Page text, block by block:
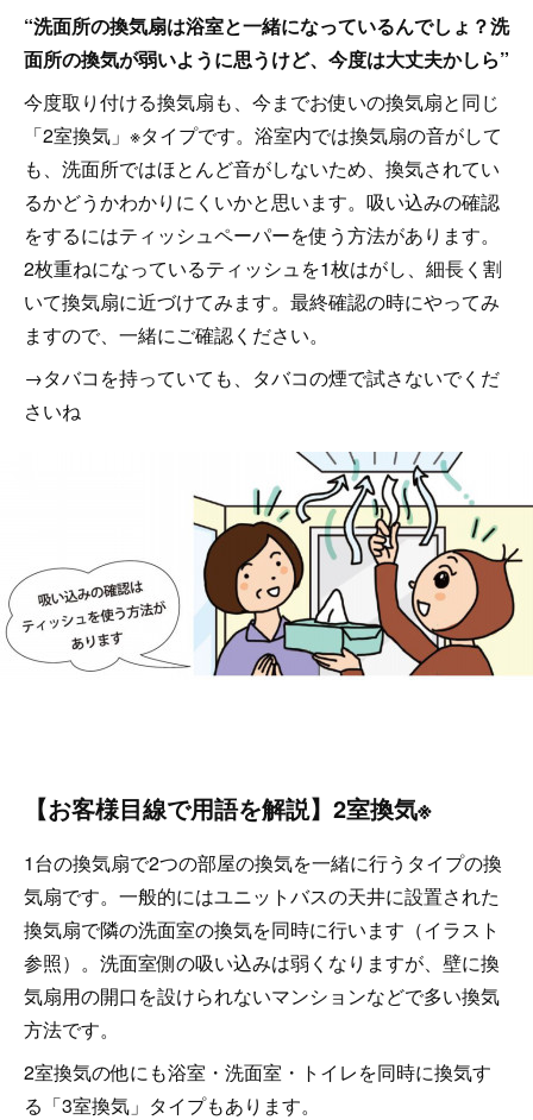
“洗面所の換気扇は浴室と一緒になっているんでしょ？洗
面所の換気が弱いように思うけど、今度は大丈夫かしら”
今度取り付ける換気扇も、今までお使いの換気扇と同じ
「2室換気」※タイプです。浴室内では換気扇の音がして
も、洗面所ではほとんど音がしないため、換気されてい
るかどうかわかりにくいかと思います。吸い込みの確認
をするにはティッシュペーパーを使う方法があります。
2枚重ねになっているティッシュを1枚はがし、細長く割
いて換気扇に近づけてみます。最終確認の時にやってみ
ますので、一緒にご確認ください。
→タバコを持っていても、タバコの煙で試さないでくだ
さいね
【お客様目線で用語を解説】2室換気※
1台の換気扇で2つの部屋の換気を一緒に行うタイプの換
気扇です。一般的にはユニットバスの天井に設置された
換気扇で隣の洗面室の換気を同時に行います（イラスト
参照）。洗面室側の吸い込みは弱くなりますが、壁に換
気扇用の開口を設けられないマンションなどで多い換気
方法です。
2室換気の他にも浴室・洗面室・トイレを同時に換気す
る「3室換気」タイプもあります。